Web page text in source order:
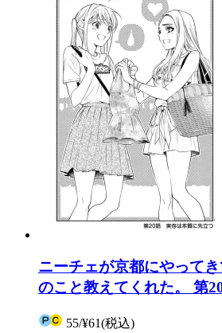
ニーチェが京都にやって
のこと教えてくれた。 第
55/¥61(税込)